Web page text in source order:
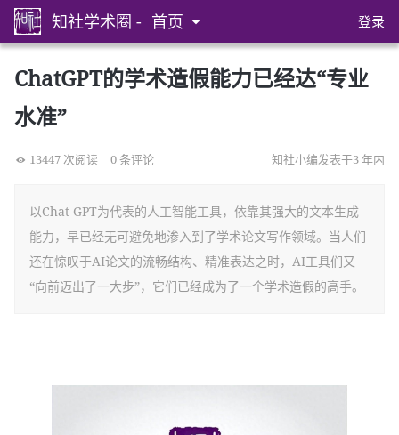
知社学术圈 - 首页 登录
ChatGPT的学术造假能力已经达“专业
水准”
13447 次阅读 0 条评论 知社小编发表于3 年内
以Chat GPT为代表的人工智能工具，依靠其强大的文本生成
能力，早已经无可避免地渗入到了学术论文写作领域。当人们
还在惊叹于AI论文的流畅结构、精准表达之时，AI工具们又
“向前迈出了一大步”，它们已经成为了一个学术造假的高手。